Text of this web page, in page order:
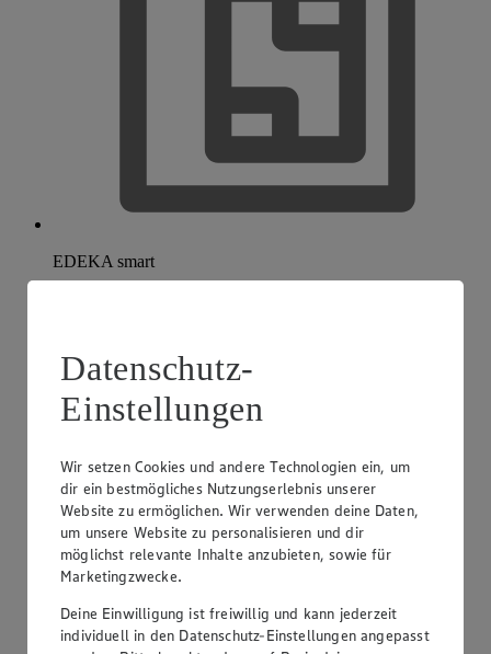
EDEKA smart
Datenschutz-
Einstellungen
Wir setzen Cookies und andere Technologien ein, um
dir ein bestmögliches Nutzungserlebnis unserer
Website zu ermöglichen. Wir verwenden deine Daten,
um unsere Website zu personalisieren und dir
möglichst relevante Inhalte anzubieten, sowie für
Marketingzwecke.
Deine Einwilligung ist freiwillig und kann jederzeit
individuell in den Datenschutz-Einstellungen angepasst